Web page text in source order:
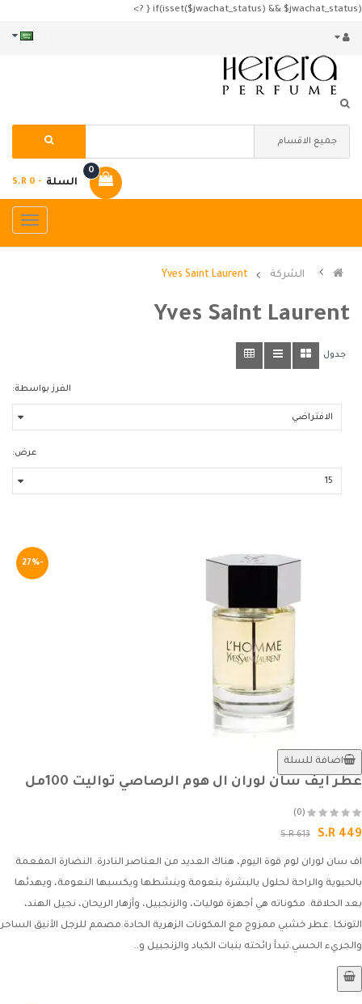
if(isset($jwachat_status) && $jwachat_status) { ?>
السلة
0
- S.R 0
الشركة Yves Saint Laurent
Yves Saint Laurent
جدول
الفرز بواسطة:
عرض:
-27%
اضافة للسلة
عطر ايف سان لوران ال هوم الرصاصي تواليت 100مل
(0)
S.R 449
S.R 613
اف سان لوران لوم قوة اليوم، هناك العديد من العناصر النادرة. النضارة المفعمة
بالحيوية والراحة لحلول يالبشرة بنعومة وينشطها ويكسبها النعومة، ويهدئها
بعد الحلاقة. مكوناته هي أجهزة فوليات، والزنجبيل، وأزهار الريحان، نجيل الهند،
التونكا .عطر خشبي ممزوج مع المكونات الزهرية الحادة.مصمم للرجل الأنيق الساحر
والجريء الحسي.تبدأ رائحته بنبات الكباد والزنجبيل و..